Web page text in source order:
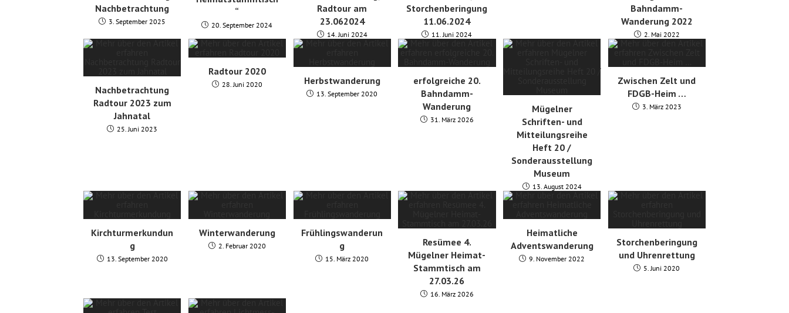
Nachbetrachtung
3. September 2025
“
20. September 2024
Radtour am
23.062024
14. Juni 2024
Storchenberingung
11.06.2024
11. Juni 2024
Bahndamm-
Wanderung 2022
2. Mai 2022
Nachbetrachtung
Radtour 2023 zum
Jahnatal
25. Juni 2023
Radtour 2020
28. Juni 2020 Herbstwanderung
13. September 2020
erfolgreiche 20.
Bahndamm-
Wanderung
31. März 2026
Mügelner
Schriften- und
Mitteilungsreihe
Heft 20 /
Sonderausstellung
Museum
13. August 2024
Zwischen Zelt und
FDGB-Heim …
3. März 2023
Kirchturmerkundun
g
13. September 2020
Winterwanderung
2. Februar 2020
Frühlingswanderun
g
15. März 2020
Resümee 4.
Mügelner Heimat-
Stammtisch am
27.03.26
16. März 2026
Heimatliche
Adventswanderung
9. November 2022
Storchenberingung
und Uhrenrettung
5. Juni 2020